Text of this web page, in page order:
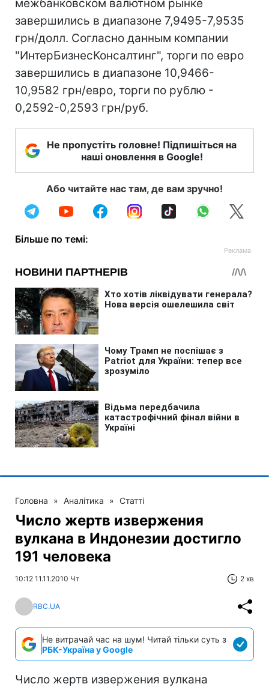
межбанковском валютном рынке
завершились в диапазоне 7,9495-7,9535
грн/долл. Согласно данным компании
"ИнтерБизнесКонсалтинг", торги по евро
завершились в диапазоне 10,9466-
10,9582 грн/евро, торги по рублю -
0,2592-0,2593 грн/руб.
Не пропустіть головне! Підпишіться на
наші оновлення в Google!
Або читайте нас там, де вам зручно!
Більше по темі:
Головна » Аналітика » Статті
Число жертв извержения
вулкана в Индонезии достигло
191 человека
10:12 11.11.2010 Чт 2 хв
RBC.UA
Не витрачай час на шум! Читай тільки суть з
РБК-Україна у Google
Число жертв извержения вулкана